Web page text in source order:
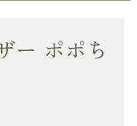
ー ポポち